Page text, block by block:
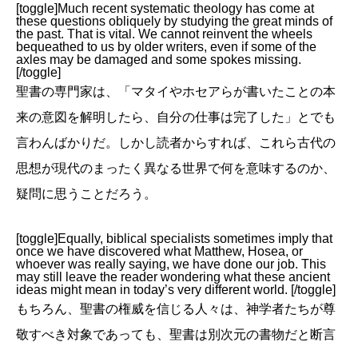
[toggle]Much recent systematic theology has come at
these questions obliquely by studying the great minds of
the past. That is vital. We cannot reinvent the wheels
bequeathed to us by older writers, even if some of the
axles may be damaged and some spokes missing.
[/toggle]
聖書の専門家は、「マタイやホセアらが書いたことの本
来の意図を解明したら、自分の仕事は完了した」とでも
言わんばかりだ。しかし読者からすれば、これら古代の
思想が現代のまったく異なる世界で何を意味するのか、
疑問に思うことだろう。
[toggle]Equally, biblical specialists sometimes imply that
once we have discovered what Matthew, Hosea, or
whoever was really saying, we have done our job. This
may still leave the reader wondering what these ancient
ideas might mean in today’s very different world. [/toggle]
もちろん、聖書の権威を信じる人々は、神学者たちが尊
敬すべき対象であっても、聖書は別次元の書物だと断言